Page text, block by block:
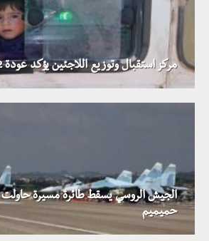
مركز استقبال وتوزيع اللاجئين يؤكد عودة 142 لاجئ إلى سوريا
الجيش الروسي يسقط طائرة مسيرة حاولت
حميميم